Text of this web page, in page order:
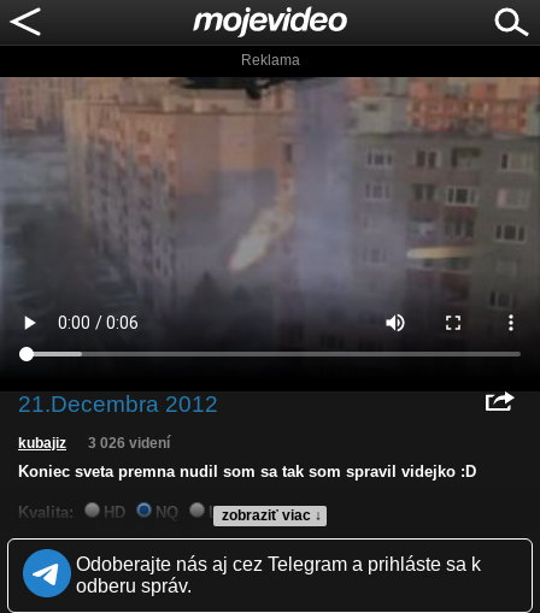
Reklama
21.Decembra 2012
zobraziť viac ↓
kubajiz 3 026 videní
Koniec sveta premna nudil som sa tak som spravil videjko :D
Kvalita: HD NQ
LQ
Zverejnené: 21.12.2012 19:32
Páči sa: 0% (1 hlasov)
Obľúbené: 0
Komentárov: 3
Dľžka: 0:06
Odoberajte nás aj cez Telegram a prihláste sa k
odberu správ.